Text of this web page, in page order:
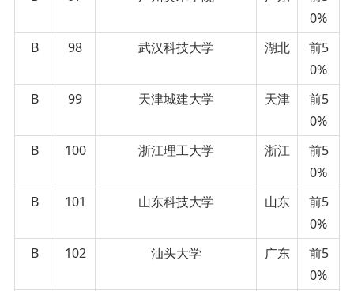
0%
B
98 武汉科技大学 湖北
前5
0%
B
99 天津城建大学 天津
前5
0%
B
100 浙江理工大学 浙江
前5
0%
B
101 山东科技大学 山东
前5
0%
B
102 汕头大学 广东
前5
0%